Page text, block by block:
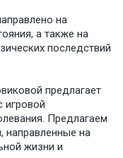
на
а также на
последствий
предлагает
игровой
Предлагаем
направленные на
жизни и